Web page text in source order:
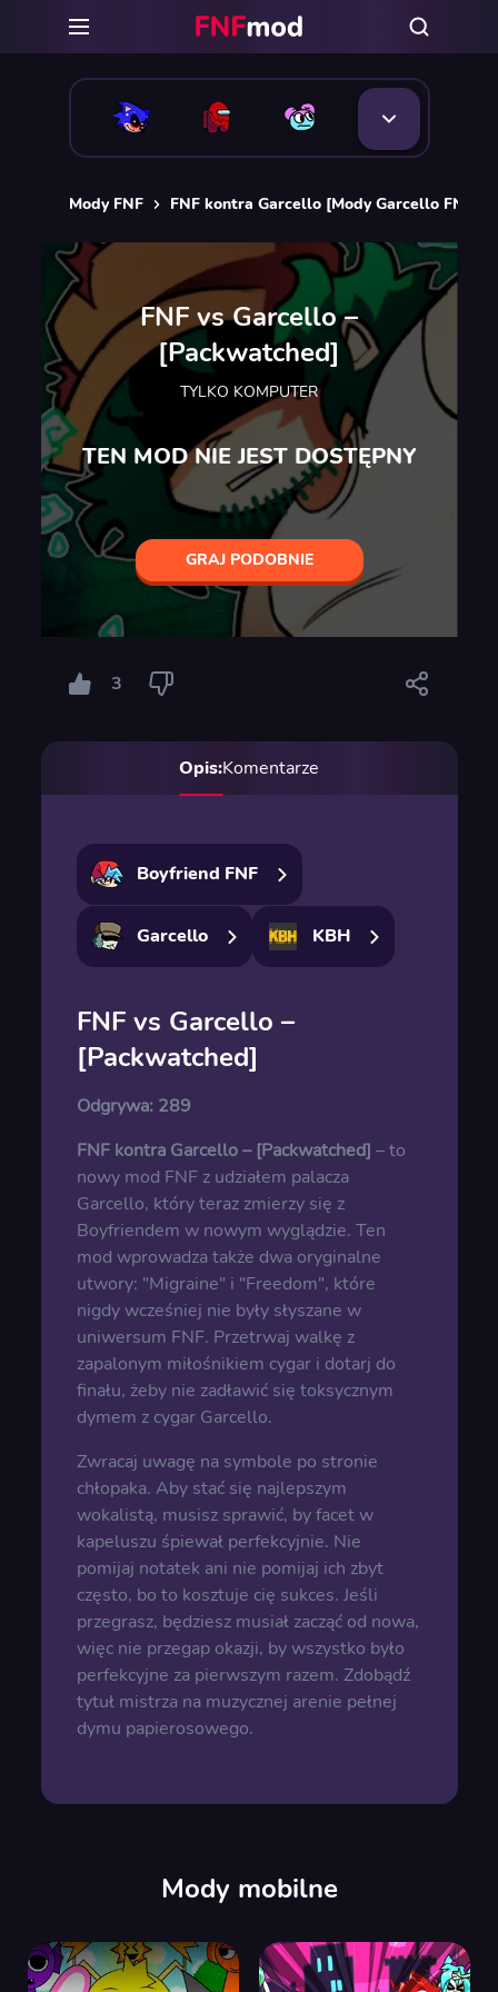
Mody FNF FNF kontra Garcello [Mody Garcello FNF]
FNF vs Garcello –
[Packwatched]
TYLKO KOMPUTER
TEN MOD NIE JEST DOSTĘPNY
GRAJ PODOBNIE
3
Opis:Komentarze
Boyfriend FNF
Garcello KBH
FNF vs Garcello –
[Packwatched]
Odgrywa: 289
FNF kontra Garcello – [Packwatched] – to
nowy mod FNF z udziałem palacza
Garcello, który teraz zmierzy się z
Boyfriendem w nowym wyglądzie. Ten
mod wprowadza także dwa oryginalne
utwory: "Migraine" i "Freedom", które
nigdy wcześniej nie były słyszane w
uniwersum FNF. Przetrwaj walkę z
zapalonym miłośnikiem cygar i dotarj do
finału, żeby nie zadławić się toksycznym
dymem z cygar Garcello.
Zwracaj uwagę na symbole po stronie
chłopaka. Aby stać się najlepszym
wokalistą, musisz sprawić, by facet w
kapeluszu śpiewał perfekcyjnie. Nie
pomijaj notatek ani nie pomijaj ich zbyt
często, bo to kosztuje cię sukces. Jeśli
przegrasz, będziesz musiał zacząć od nowa,
więc nie przegap okazji, by wszystko było
perfekcyjne za pierwszym razem. Zdobądź
tytuł mistrza na muzycznej arenie pełnej
dymu papierosowego.
Mody mobilne